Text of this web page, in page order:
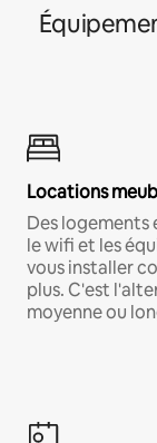
Locations
Des logements
le wifi et les
vous installer
plus. C'est
moyenne ou